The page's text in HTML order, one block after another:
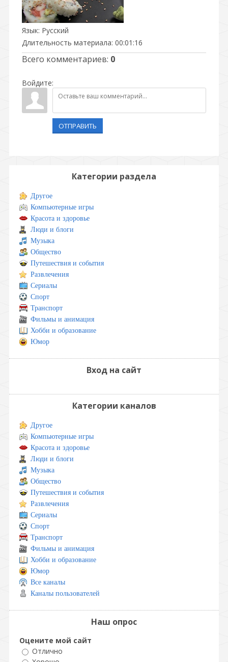
Язык: Русский
Длительность материала: 00:01:16
Всего комментариев: 0
Войдите:
ОТПРАВИТЬ
Категории раздела
Другое
Компьютерные игры
Красота и здоровье
Люди и блоги
Музыка
Общество
Путешествия и события
Развлечения
Сериалы
Спорт
Транспорт
Фильмы и анимация
Хобби и образование
Юмор
Вход на сайт
Категории каналов
Другое
Компьютерные игры
Красота и здоровье
Люди и блоги
Музыка
Общество
Путешествия и события
Развлечения
Сериалы
Спорт
Транспорт
Фильмы и анимация
Хобби и образование
Юмор
Все каналы
Каналы пользователей
Наш опрос
Оцените мой сайт
Отлично